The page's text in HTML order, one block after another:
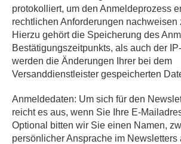
protokolliert, um den Anmeldeprozess
rechtlichen Anforderungen nachweisen
Hierzu gehört die Speicherung des
Bestätigungszeitpunkts, als auch der
werden die Änderungen Ihrer bei dem
Versanddienstleister gespeicherten
Anmeldedaten: Um sich für den
reicht es aus, wenn Sie Ihre E-
Optional bitten wir Sie einen Namen,
persönlicher Ansprache im Newsletters